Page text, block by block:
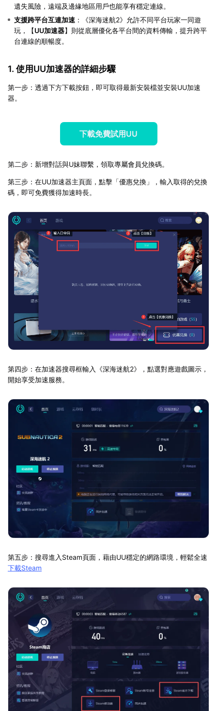
遺失風險，遠端及邊緣地區用戶也能享有穩定連線。
支援跨平台互連加速 ：《深海迷航2》允許不同平台玩家一同遊
玩，【UU加速器】則從底層優化各平台間的資料傳輸，提升跨平
台連線的順暢度。
1. 使用UU加速器的詳細步驟
第一步：透過下方下載按鈕，即可取得最新安裝檔並安裝UU加速
器。
下載免費試用UU
第二步：新增對話與U妹聯繫，領取專屬會員兌換碼。
第三步：在UU加速器主頁面，點擊「優惠兌換」，輸入取得的兌換
碼，即可免費獲得加速時長。
第四步：在加速器搜尋框輸入《深海迷航2》，點選對應遊戲圖示，
開始享受加速服務。
第五步：搜尋進入Steam頁面，藉由UU穩定的網路環境，輕鬆全速
下載Steam